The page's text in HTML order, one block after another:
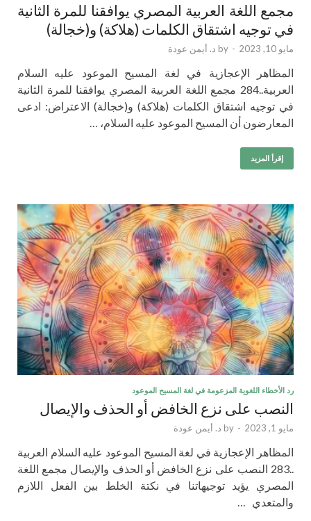
مجمع اللغة العربية المصري يوافقنا للمرة الثانية
في توجيه اشتقاق الكلمات (هلاكة) و(خجالة)
مايو 10, 2023 -
by د. أيمن عودة
المظاهر الإعجازية في لغة المسيح الموعود عليه السلام
العربية..284 مجمع اللغة العربية المصري يوافقنا للمرة الثانية
في توجيه اشتقاق الكلمات (هلاكة) و(خجالة) الاعتراض: ادعى
المعارضون أن المسيح الموعود عليه السلام، …
إقرأ المزيد
رد الأخطاء اللغوية المزعومة في لغة المسيح الموعود
النصب على نزع الخافض أو الحذف والإيصال
مايو 1, 2023 -
by د. أيمن عودة
المظاهر الإعجازية في لغة المسيح الموعود عليه السلام العربية
..283 النصب على نزع الخافض أو الحذف والإيصال مجمع اللغة
المصري يؤيد توجيهاتنا في نكتة الخلط بين الفعل اللازم
والمتعدي …